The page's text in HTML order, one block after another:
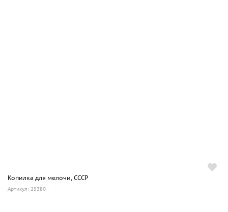
Копилка для мелочи, СССР
Артикул: 25380